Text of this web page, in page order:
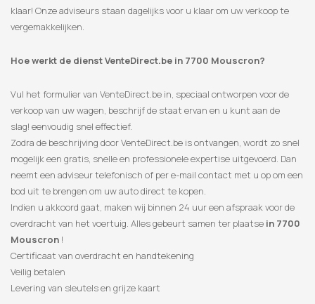
klaar! Onze adviseurs staan ​​dagelijks voor u klaar om uw verkoop te
vergemakkelijken.
Hoe werkt de dienst VenteDirect.be in 7700 Mouscron?
Vul het formulier van VenteDirect.be in, speciaal ontworpen voor de
verkoop van uw wagen, beschrijf de staat ervan en u kunt aan de
slag! eenvoudig snel effectief.
Zodra de beschrijving door VenteDirect.be is ontvangen, wordt zo snel
mogelijk een gratis, snelle en professionele expertise uitgevoerd. Dan
neemt een adviseur telefonisch of per e-mail contact met u op om een
​​bod uit te brengen om uw auto direct te kopen.
Indien u akkoord gaat, maken wij binnen 24 uur een afspraak voor de
overdracht van het voertuig. Alles gebeurt samen ter plaatse in 7700
Mouscron !
Certificaat van overdracht en handtekening
Veilig betalen
Levering van sleutels en grijze kaart